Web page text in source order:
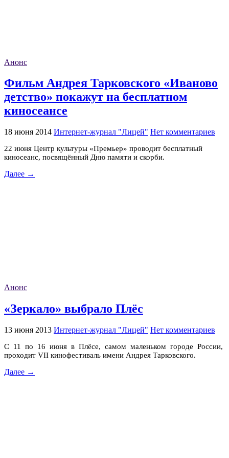
Анонс
Фильм Андрея Тарковского «Иваново
детство» покажут на бесплатном
киносеансе
18 июня 2014 Интернет-журнал "Лицей" Нет комментариев
22 июня Центр культуры «Премьер» проводит бесплатный
киносеанс, посвящённый Дню памяти и скорби.
Далее →
Анонс
«Зеркало» выбрало Плёс
13 июня 2013 Интернет-журнал "Лицей" Нет комментариев
С 11 по 16 июня в Плёсе, самом маленьком городе России,
проходит VII кинофестиваль имени Андрея Тарковского.
Далее →